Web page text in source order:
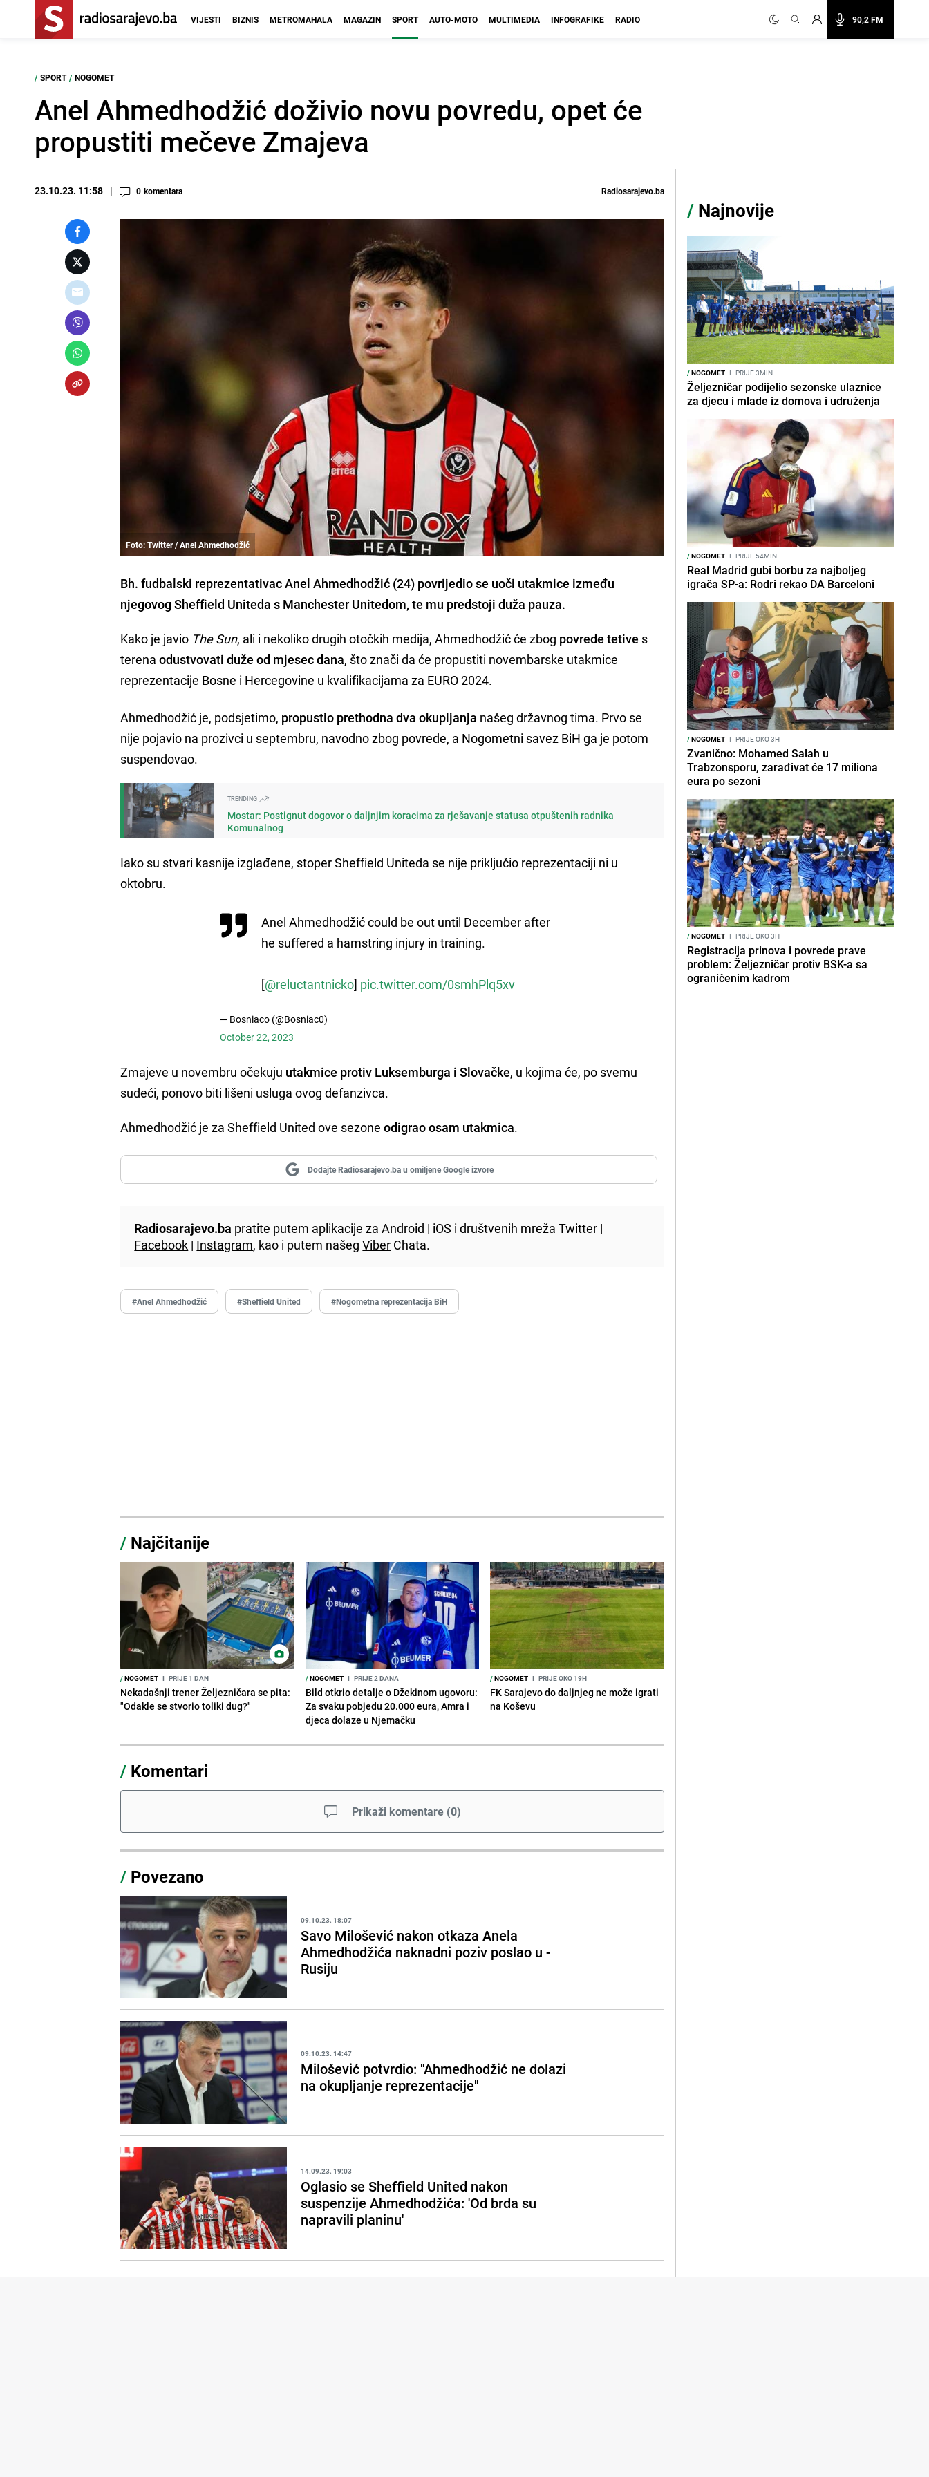
90,2 FM
VIJESTI BIZNIS METROMAHALA MAGAZIN SPORT AUTO-MOTO MULTIMEDIA INFOGRAFIKE RADIO
/ SPORT / NOGOMET
Anel Ahmedhodžić doživio novu povredu, opet će
propustiti mečeve Zmajeva
23.10.23. 11:58 0 komentara Radiosarajevo.ba
Foto: Twitter / Anel Ahmedhodžić
Bh. fudbalski reprezentativac Anel Ahmedhodžić (24) povrijedio se uoči utakmice između
njegovog Sheffield Uniteda s Manchester Unitedom, te mu predstoji duža pauza.
Kako je javio The Sun, ali i nekoliko drugih otočkih medija, Ahmedhodžić će zbog povrede tetive s
terenaodustvovati duže od mjesec dana, što znači da će propustiti novembarske utakmice
reprezentacije Bosne i Hercegovine u kvalifikacijama za EURO 2024.
Ahmedhodžić je, podsjetimo, propustio prethodna dva okupljanja našeg državnog tima. Prvo se
nije pojavio na prozivci u septembru, navodno zbog povrede, a Nogometni savez BiH ga je potom
suspendovao.
TRENDING
Mostar: Postignut dogovor o daljnjim koracima za rješavanje statusa otpuštenih radnika
Komunalnog
Iako su stvari kasnije izglađene, stoper Sheffield Uniteda se nije priključio reprezentaciji ni u
oktobru.
Anel Ahmedhodžić could be out until December after
he suffered a hamstring injury in training.
[@reluctantnicko] pic.twitter.com/0smhPlq5xv
— Bosniaco (@Bosniac0)
October 22, 2023
Zmajeve u novembru očekuju utakmice protiv Luksemburga i Slovačke, u kojima će, po svemu
sudeći, ponovo biti lišeni usluga ovog defanzivca.
Ahmedhodžić je za Sheffield United ove sezoneodigrao osam utakmica.
Dodajte Radiosarajevo.ba u omiljene Google izvore
Radiosarajevo.ba pratite putem aplikacije zaAndroid | iOS i društvenih mrežaTwitter |
Facebook | Instagram, kao i putem našegViber Chata.
#Anel Ahmedhodžić #Sheffield United #Nogometna reprezentacija BiH
/ Najčitanije
/NOGOMET I PRIJE 1 DAN
Nekadašnji trener Željezničara se pita:
"Odakle se stvorio toliki dug?"
/NOGOMET I PRIJE 2 DANA
Bild otkrio detalje o Džekinom ugovoru:
Za svaku pobjedu 20.000 eura, Amra i
djeca dolaze u Njemačku
/NOGOMET I PRIJE OKO 19H
FK Sarajevo do daljnjeg ne može igrati
na Koševu
/ Komentari
Prikaži komentare (0)
/ Povezano
09.10.23. 18:07
Savo Milošević nakon otkaza Anela
Ahmedhodžića naknadni poziv poslao u -
Rusiju
09.10.23. 14:47
Milošević potvrdio: "Ahmedhodžić ne dolazi
na okupljanje reprezentacije"
14.09.23. 19:03
Oglasio se Sheffield United nakon
suspenzije Ahmedhodžića: 'Od brda su
napravili planinu'
/ Najnovije
/NOGOMET I PRIJE 3MIN
Željezničar podijelio sezonske ulaznice
za djecu i mlade iz domova i udruženja
/NOGOMET I PRIJE 54MIN
Real Madrid gubi borbu za najboljeg
igrača SP-a: Rodri rekao DA Barceloni
/NOGOMET I PRIJE OKO 3H
Zvanično: Mohamed Salah u
Trabzonsporu, zarađivat će 17 miliona
eura po sezoni
/NOGOMET I PRIJE OKO 3H
Registracija prinova i povrede prave
problem: Željezničar protiv BSK-a sa
ograničenim kadrom